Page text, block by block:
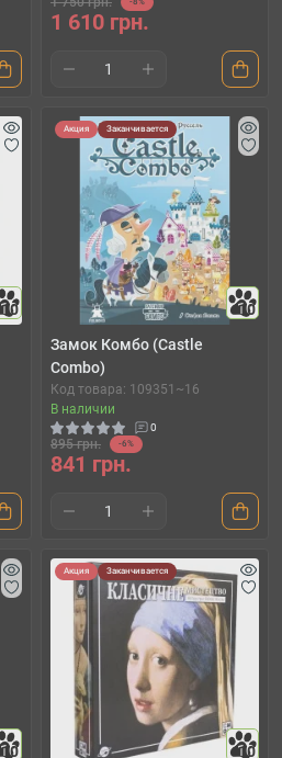
1 610 грн.
10
Акция Заканчивается
10
Замок Комбо (Castle
Combo)
Код товара: 109351~16
В наличии
0
895 грн. -6%
841 грн.
10
Акция Заканчивается
10